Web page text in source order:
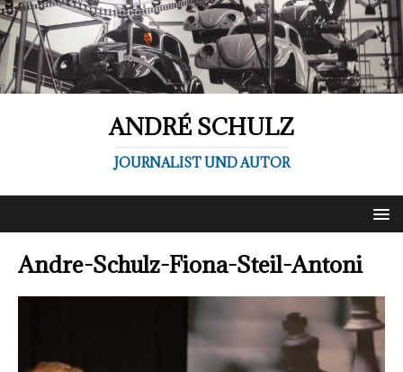
ANDRÉ SCHULZ
JOURNALIST UND AUTOR
Andre-Schulz-Fiona-Steil-Antoni